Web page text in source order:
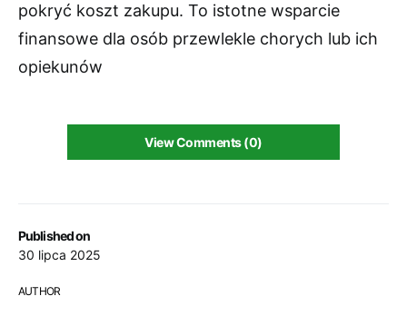
Published on
30 lipca 2025
AUTHOR
pokryć koszt zakupu. To istotne wsparcie
finansowe dla osób przewlekle chorych lub ich
opiekunów
View Comments (0)